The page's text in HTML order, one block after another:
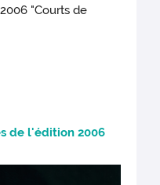
"Courts de
de l'édition 2006